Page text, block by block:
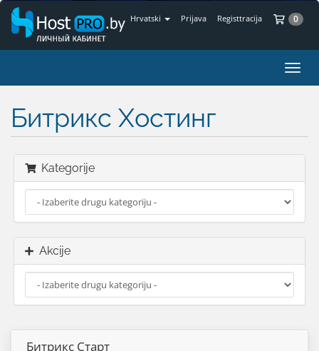
Hrvatski Prijava Registtracija 0
Битрикс Хостинг
Kategorije
Akcije
Битрикс Старт